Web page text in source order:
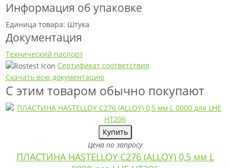
Информация об упаковке
Единица товара: Штука
Документация
Технический паспорт
Сертификат соответствия
Скачать всю документацию
С этим товаром обычно покупают
Купить
Цена по запросу
ПЛАСТИНА HASTELLOY C276 (ALLOY) 0,5 мм L